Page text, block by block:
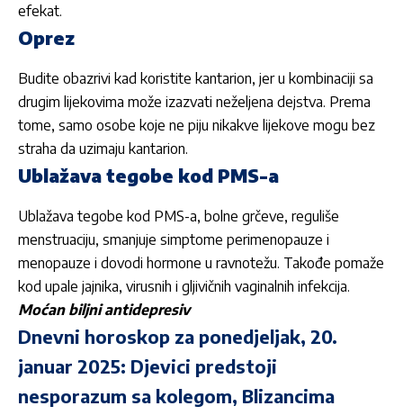
efekat.
Oprez
Budite obazrivi kad koristite kantarion, jer u kombinaciji sa
drugim lijekovima može izazvati neželjena dejstva. Prema
tome, samo osobe koje ne piju nikakve lijekove mogu bez
straha da uzimaju kantarion.
Ublažava tegobe kod PMS-a
Ublažava tegobe kod PMS-a, bolne grčeve, reguliše
menstruaciju, smanjuje simptome perimenopauze i
menopauze i dovodi hormone u ravnotežu. Takođe pomaže
kod upale jajnika, virusnih i gljivičnih vaginalnih infekcija.
Moćan biljni antidepresiv
Dnevni horoskop za ponedjeljak, 20.
januar 2025: Djevici predstoji
nesporazum sa kolegom, Blizancima